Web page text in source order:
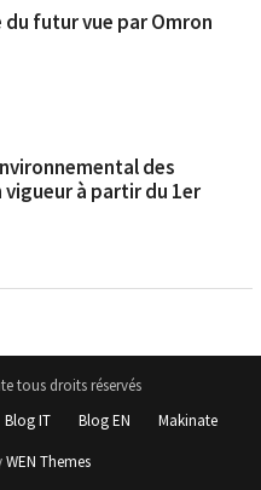
du futur vue par Omron
des
à partir du 1er
tous droits réservés
Blog IT Blog EN
Makinate
WEN Themes